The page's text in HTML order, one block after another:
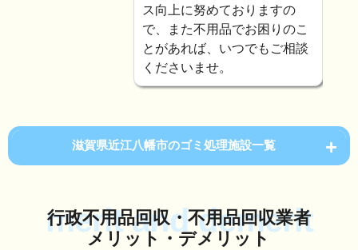
ス向上に努めておりますの
で、また不用品でお困りのこ
とがあれば、いつでもご相談
くださいませ。
滋賀県近江八幡市のゴミ処理施設一覧
merit and demerit
行政不用品回収・不用品回収業者
メリット・デメリット